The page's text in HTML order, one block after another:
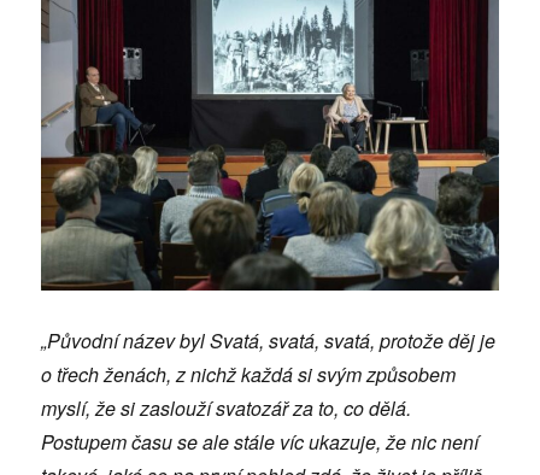
„Původní název byl Svatá, svatá, svatá, protože děj je
o třech ženách, z nichž každá si svým způsobem
myslí, že si zaslouží svatozář za to, co dělá.
Postupem času se ale stále víc ukazuje, že nic není